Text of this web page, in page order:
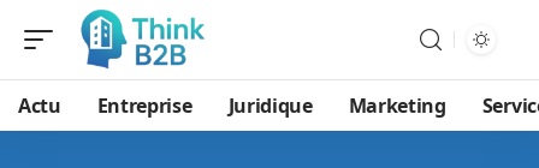
Actu Entreprise Juridique Marketing